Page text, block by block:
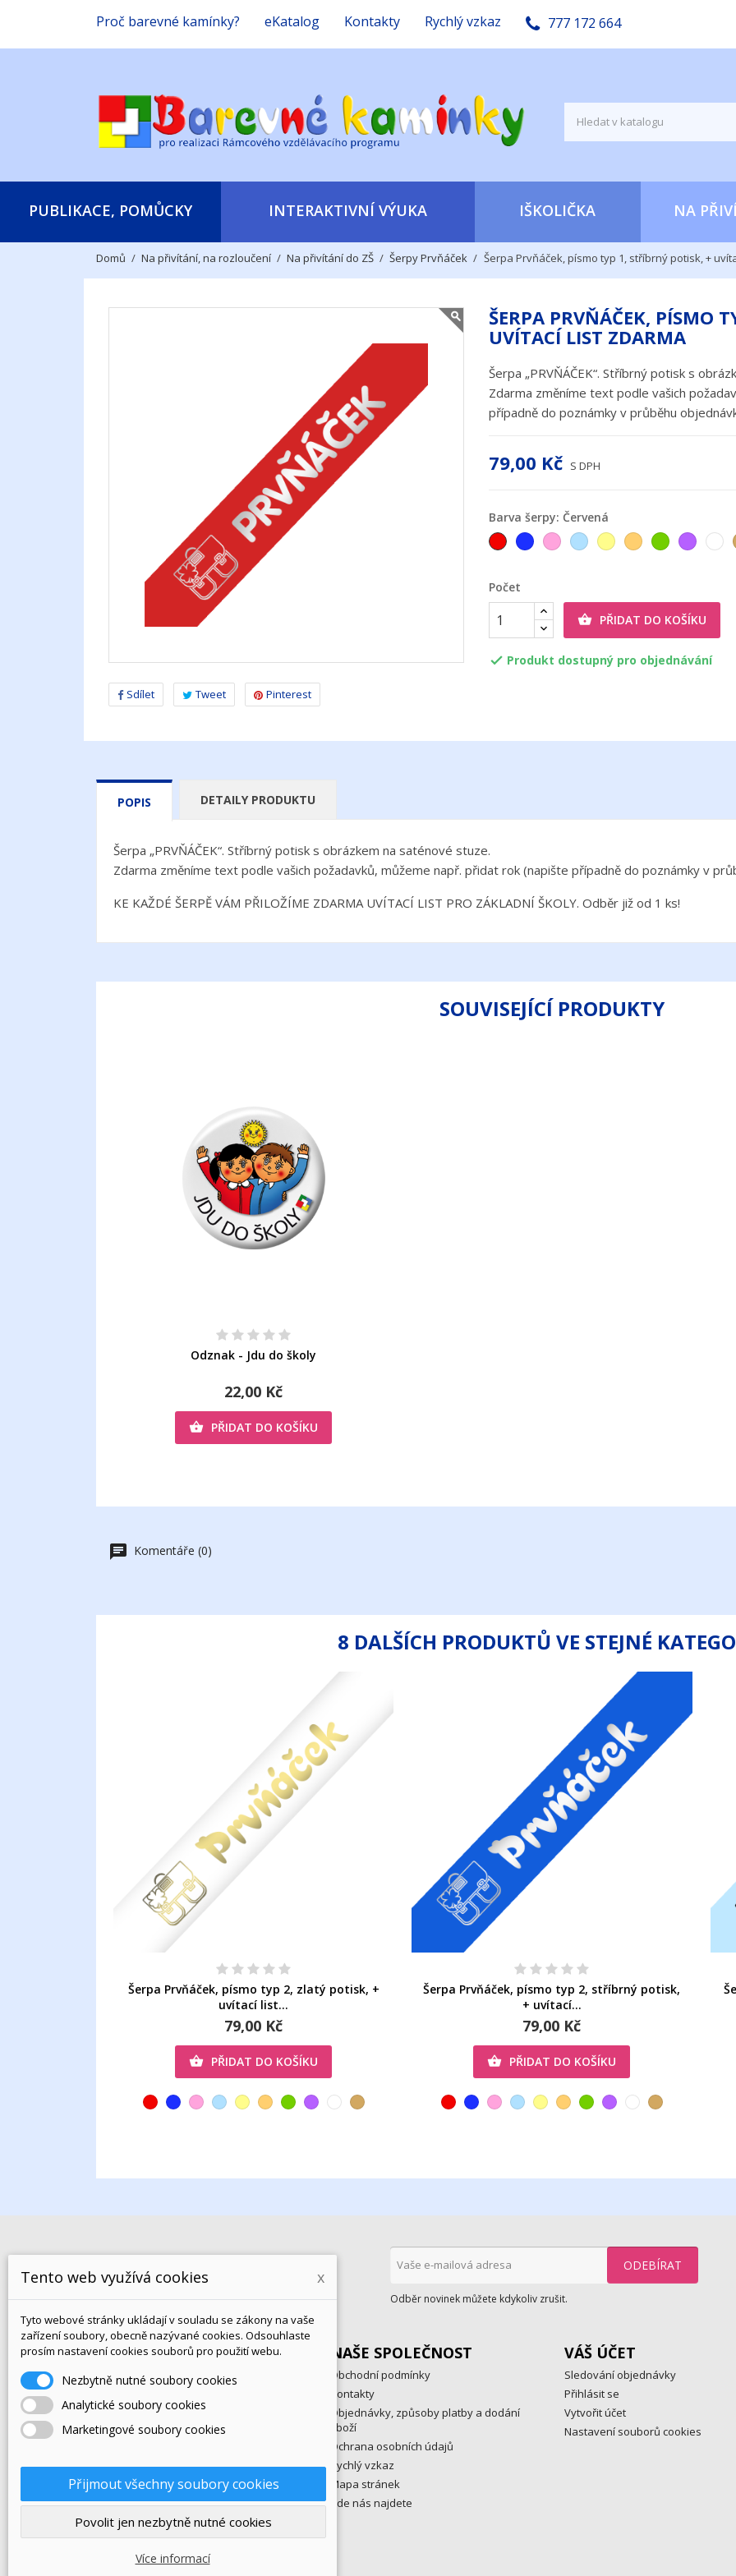
Proč barevné kamínky? eKatalog Kontakty Rychlý vzkaz 777 172 664
PUBLIKACE, POMŮCKY INTERAKTIVNÍ VÝUKA IŠKOLIČKA NA
Domů Na přivítání, na rozloučení Na přivítání do ZŠ Šerpy Prvňáček Šerpa Prvňáček, písmo typ 1, stříbrný potisk, +
Sdílet Tweet Pinterest
ŠERPA PRVŇÁČEK, PÍSMO
UVÍTACÍ LIST ZDARMA
Šerpa „PRVŇÁČEK“. Stříbrný potisk s
Zdarma změníme text podle vašich
případně do poznámky v průběhu
79,00 Kč S DPH
Barva šerpy: Červená
ČervenáTmavěmodrá
RůžováSvětlemodrá
ŽlutáOranžová
ZelenáFialová
Počet
 PŘIDAT DO KOŠÍKU
 Produkt dostupný pro objednávání
POPIS DETAILY PRODUKTU
Šerpa „PRVŇÁČEK“. Stříbrný potisk s obrázkem na saténové stuze.
Zdarma změníme text podle vašich požadavků, můžeme např. přidat rok (napište případně do poznámky v
KE KAŽDÉ ŠERPĚ VÁM PŘILOŽÍME ZDARMA UVÍTACÍ LIST PRO ZÁKLADNÍ ŠKOLY. Odběr již od 1 ks!
SOUVISEJÍCÍ PRODUKTY
Odznak - Jdu do školy
22,00 Kč
 PŘIDAT DO KOŠÍKU
Komentáře (0)
8 DALŠÍCH PRODUKTŮ VE STEJNÉ
Šerpa Prvňáček, písmo typ 2, zlatý potisk, +
uvítací list...
79,00 Kč
 PŘIDAT DO KOŠÍKU
Šerpa Prvňáček, písmo typ 2, stříbrný potisk,
+ uvítací...
79,00 Kč
 PŘIDAT DO KOŠÍKU
Odběr novinek můžete kdykoliv zrušit.
PRODUKTY
eKatalog
Novinky
Nejprodávanější
NAŠE SPOLEČNOST
Obchodní podmínky
Kontakty
Objednávky, způsoby platby a dodání
zboží
Ochrana osobních údajů
Rychlý vzkaz
Mapa stránek
Kde nás najdete
VÁŠ ÚČET
Sledování objednávky
Přihlásit se
Vytvořit účet
Nastavení souborů cookies
© 2025 - hrajeme-si.cz
Tento web využívá cookies x
Tyto webové stránky ukládají v souladu se zákony na vaše
zařízení soubory, obecně nazývané cookies. Odsouhlaste
prosím nastavení cookies souborů pro použití webu.
Nezbytně nutné soubory cookies
Analytické soubory cookies
Marketingové soubory cookies
Přijmout všechny soubory cookies
Povolit jen nezbytně nutné cookies
Více informací